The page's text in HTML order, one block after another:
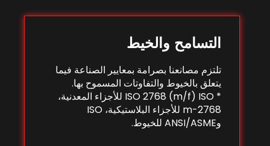
التسامح والخيط
تلتزم مصانعنا بصرامة بمعايير الصناعة فيما
يتعلق بالخيوط والتفاوتات المسموح بها.
* ISO 2768 (m/f) ISO للأجزاء المعدنية،
2768-m للأجزاء البلاستيكية، ISO
وANSI/ASME للخيوط.